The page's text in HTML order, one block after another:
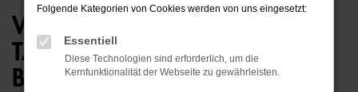
VW T-CROSS
TAGESZULASSUNG FÜR
BREMEN – AUTOKAUF MIT
Folgende Kategorien von Cookies werden von uns eingesetzt:
Essentiell
Diese Technologien sind erforderlich, um die
Kernfunktionalität der Webseite zu gewährleisten.